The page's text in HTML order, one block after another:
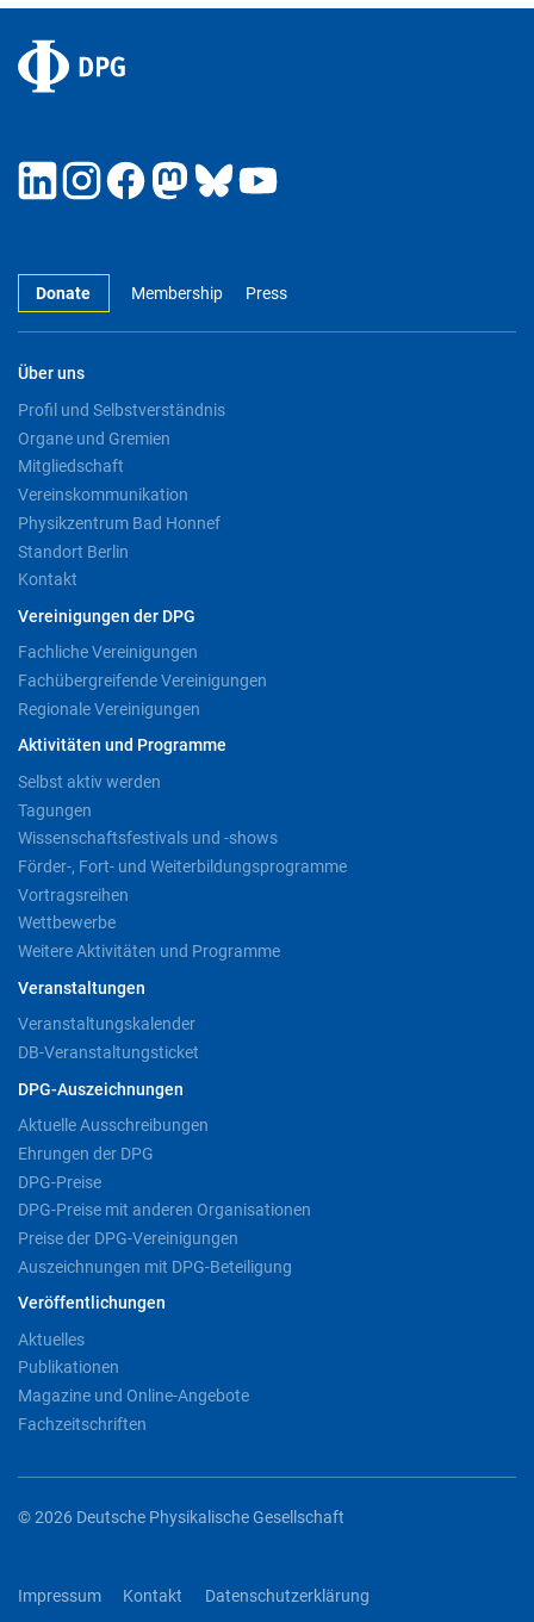
Donate Membership Press
Über uns
Profil und Selbstverständnis
Organe und Gremien
Mitgliedschaft
Vereinskommunikation
Physikzentrum Bad Honnef
Standort Berlin
Kontakt
Vereinigungen der DPG
Fachliche Vereinigungen
Fachübergreifende Vereinigungen
Regionale Vereinigungen
Aktivitäten und Programme
Selbst aktiv werden
Tagungen
Wissenschaftsfestivals und -shows
Förder-, Fort- und Weiterbildungsprogramme
Vortragsreihen
Wettbewerbe
Weitere Aktivitäten und Programme
Veranstaltungen
Veranstaltungskalender
DB-Veranstaltungsticket
DPG-Auszeichnungen
Aktuelle Ausschreibungen
Ehrungen der DPG
DPG-Preise
DPG-Preise mit anderen Organisationen
Preise der DPG-Vereinigungen
Auszeichnungen mit DPG-Beteiligung
Veröffentlichungen
Aktuelles
Publikationen
Magazine und Online-Angebote
Fachzeitschriften
© 2026 Deutsche Physikalische Gesellschaft
Impressum Kontakt Datenschutzerklärung